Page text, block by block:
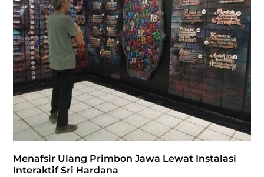
Menafsir Ulang Primbon Jawa Lewat Instalasi
Interaktif Sri Hardana